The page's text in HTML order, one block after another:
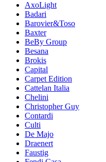
AxoLight
Badari
Barovier&Toso
Baxter
BeBy Group
Besana
Brokis
Capital
Carpet Edition
Cattelan Italia
Chelini
Christopher Guy
Contardi
Culti
De Majo
Draenert
Faustig